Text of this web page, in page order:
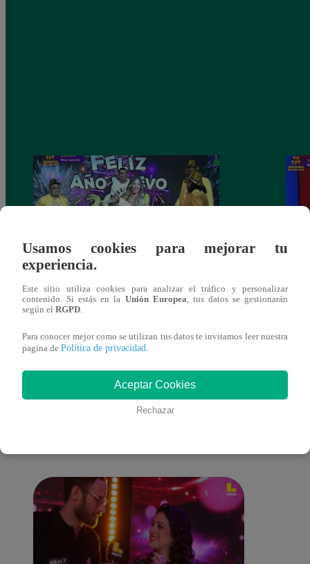
Josimar armó una tremenda fiesta de año
nuevo en El Wasap de JB
También te puede
Usamos cookies para mejorar tu
experiencia.
Este sitio utiliza cookies para analizar el tráfico y personalizar
contenido. Si estás en la Unión Europea, tus datos se gestionarán
según el RGPD.
Para conocer mejor como se utilizan tus datos te invitamos leer nuestra
pagina de Política de privacidad.
Aceptar Cookies
Rechazar